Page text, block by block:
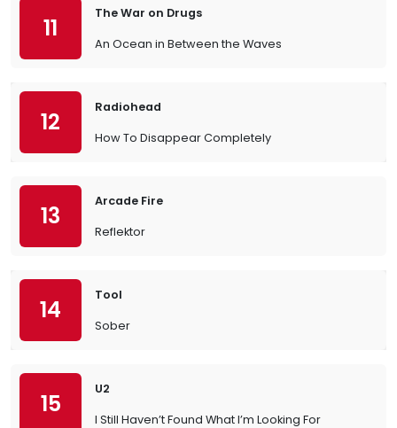
11
The War on Drugs
An Ocean in Between the Waves
12
Radiohead
How To Disappear Completely
13
Arcade Fire
Reflektor
14
Tool
Sober
15
U2
I Still Haven’t Found What I’m Looking For